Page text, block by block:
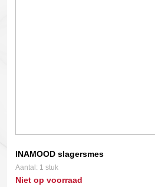
INAMOOD slagersmes
Aantal: 1 stuk
Niet op voorraad